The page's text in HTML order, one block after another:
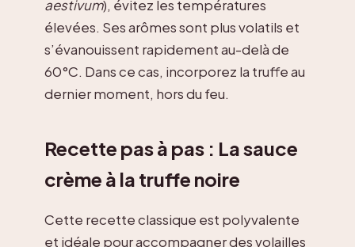
aestivum), évitez les températures
élevées. Ses arômes sont plus volatils et
s’évanouissent rapidement au-delà de
60°C. Dans ce cas, incorporez la truffe au
dernier moment, hors du feu.
Recette pas à pas : La sauce
crème à la truffe noire
Cette recette classique est polyvalente
et idéale pour accompagner des volailles